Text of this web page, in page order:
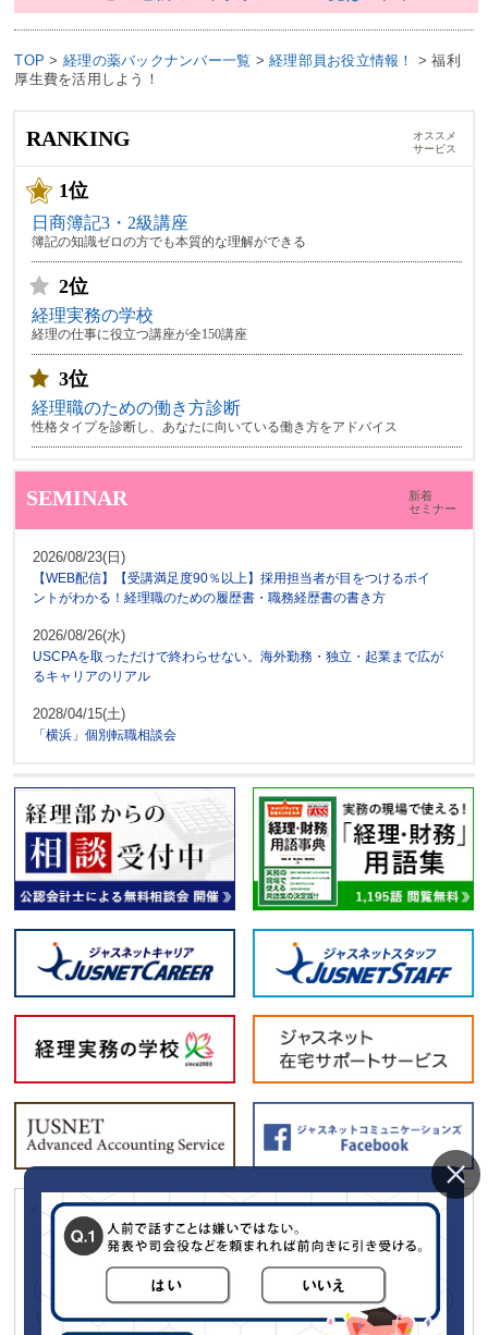
TOP > 経理の薬バックナンバー一覧 >経理部員お役立情報！ >福利
厚生費を活用しよう！
RANKING
オススメ
サービス
1位
日商簿記3・2級講座
簿記の知識ゼロの方でも本質的な理解ができる
2位
経理実務の学校
経理の仕事に役立つ講座が全150講座
3位
経理職のための働き方診断
性格タイプを診断し、あなたに向いている働き方をアドバイス
SEMINAR
新着
セミナー
2026/08/23(日)
【WEB配信】【受講満足度90％以上】採用担当者が目をつけるポイ
ントがわかる！経理職のための履歴書・職務経歴書の書き方
2026/08/26(水)
USCPAを取っただけで終わらせない。海外勤務・独立・起業まで広が
るキャリアのリアル
2028/04/15(土)
「横浜」個別転職相談会
メールマガジン「経理の薬」に広告をだしてみませんか？